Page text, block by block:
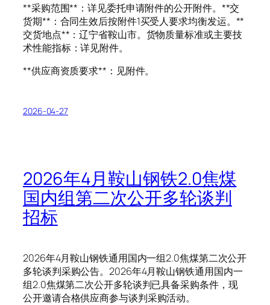
**采购范围**：详见委托申请附件的公开附件。**交
货期**：合同生效后按附件1买受人要求均衡发运。**
交货地点**：辽宁省鞍山市。货物质量标准或主要技
术性能指标：详见附件。
**供应商资质要求**：见附件。
2026-04-27
2026年4月鞍山钢铁2.0焦煤
国内组第二次公开多轮谈判
招标
2026年4月鞍山钢铁通用国内一组2.0焦煤第二次公开
多轮谈判采购公告。2026年4月鞍山钢铁通用国内一
组2.0焦煤第二次公开多轮谈判已具备采购条件，现
公开邀请合格供应商参与谈判采购活动。